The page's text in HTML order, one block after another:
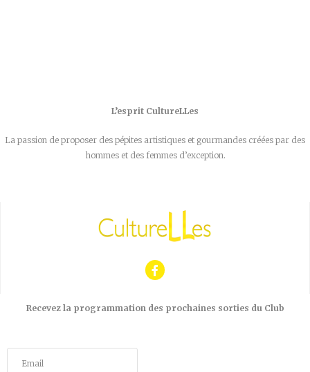
L’esprit CultureLLes
La passion de proposer des pépites artistiques et gourmandes créées par des
hommes et des femmes d’exception.
Recevez la programmation des prochaines sorties du Club